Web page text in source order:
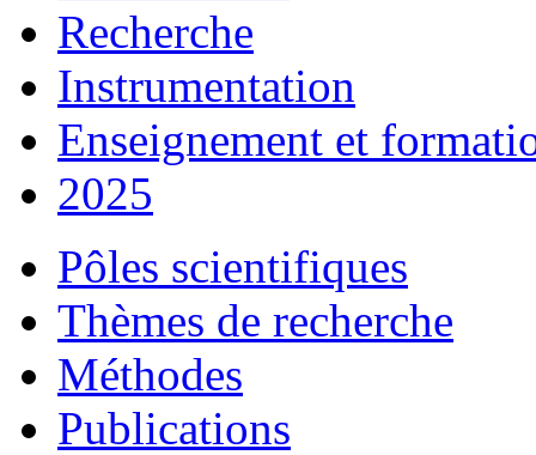
Recherche
Instrumentation
Enseignement et
2025
Pôles scientifiques
Thèmes de recherche
Méthodes
Publications